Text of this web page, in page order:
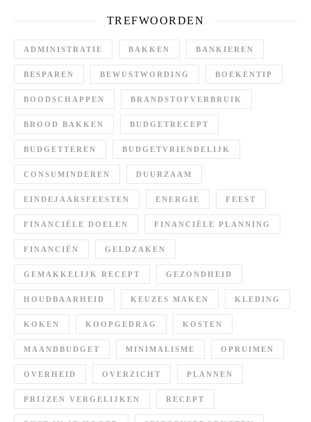
TREFWOORDEN
ADMINISTRATIE BAKKEN BANKIEREN
BESPAREN BEWUSTWORDING BOEKENTIP
BOODSCHAPPEN BRANDSTOFVERBRUIK
BROOD BAKKEN BUDGETRECEPT
BUDGETTEREN BUDGETVRIENDELIJK
CONSUMINDEREN DUURZAAM
EINDEJAARSFEESTEN ENERGIE FEEST
FINANCIËLE DOELEN FINANCIËLE PLANNING
FINANCIËN GELDZAKEN
GEMAKKELIJK RECEPT GEZONDHEID
HOUDBAARHEID KEUZES MAKEN KLEDING
KOKEN KOOPGEDRAG KOSTEN
MAANDBUDGET MINIMALISME OPRUIMEN
OVERHEID OVERZICHT PLANNEN
PRIJZEN VERGELIJKEN RECEPT